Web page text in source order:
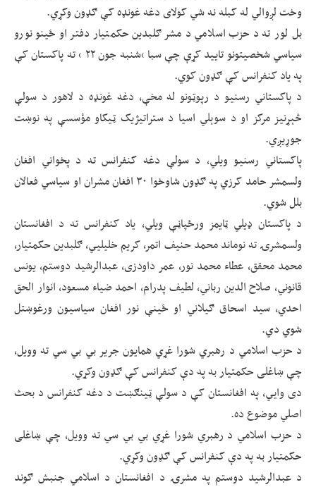
وخت لږوالي له کبله نه شي کولای دغه غونډه کې ګډون وکړي.
بل لور ته د حزب اسلامي د مشر ګلبدین حکمتیار دفتر او ځینو نورو
سیاسي شخصیتونو تایید کړې چې سبا ‘شنبه جون ۲۲ ‘ ته پاکستان کې
په یاد کنفرانس کې ګډون کوي.
د پاکستاني رسنیو د رپوټونو له مخې، دغه غونډه د لاهور د سولې
څېړنیز مرکز او د سوېلي اسیا د ستراتیژیک ټیکاو مؤسسې په نوښت
جوړیږي.
پاکستاني رسنیو ویلي، د سولې دغه کنفرانس ته د پخواني افغان
ولسمشر حامد کرزي په ګډون شاوخوا ۳۰ افغان مشران او سیاسي فعالان
بلل شوي.
د پاکستان ډیلي ټایمز ورځپاڼې ویلي، یاد کنفرانس ته د افغانستان
ولسمشرۍ ته نوماند محمد حنیف اتمر، کریم خلیلیي، ګلبدین حکمتیار،
محمد محقق، عطاء محمد نور، عمر داودزی، عبدالرشید دوستم، یونس
قانوني، صلاح الدین رباني، لطیف پدرام، احمد ضیاء مسعود، انوار الحق
احدي، سید اسحاق ګیلاني او ځینې نور افغان سیاسيون ورغوښتل
شوي دي.
د حزب اسلامي د رهبري شورا غړي همایون جریر بي بي سي ته وویل،
چې ښاغلی حکمتیار به په دې کنفرانس کې ګډون وکړي.
دی وايي، په افغانستان کې د سولې ټینګښت د دغه کنفرانس د بحث
اصلي موضوع ده.
د حزب اسلامي د رهبري شورا غړي بي بي سي ته وویل، چې ښاغلی
حکمتیار به په دې کنفرانس کې ګډون وکړي.
د عبدالرشید دوستم په مشرۍ د افغانستان د اسلامي جنبش ګوند